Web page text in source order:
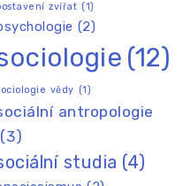
zvířat (1)
(2)
(12)
vědy (1)
antropologie
(3)
studia (4)